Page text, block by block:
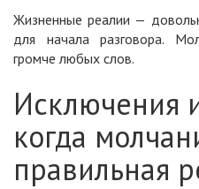
Жизненные реалии —
для начала разговора.
громче любых слов.
Исключения
когда
правильная